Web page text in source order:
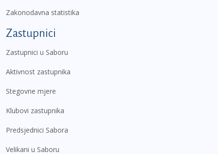
Zakonodavna statistika
Zastupnici
Zastupnici u Saboru
Aktivnost zastupnika
Stegovne mjere
Klubovi zastupnika
Predsjednici Sabora
Velikani u Saboru